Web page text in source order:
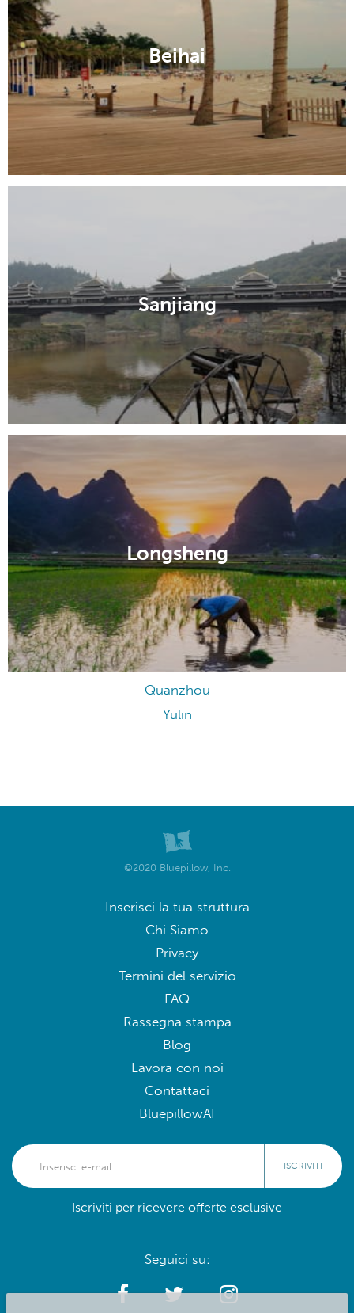
Beihai
Sanjiang
Longsheng
Quanzhou
Yulin
©2020 Bluepillow, Inc.
Inserisci la tua struttura
Chi Siamo
Privacy
Termini del servizio
FAQ
Rassegna stampa
Blog
Lavora con noi
Contattaci
BluepillowAI
ISCRIVITI
Iscriviti per ricevere offerte esclusive
Seguici su: